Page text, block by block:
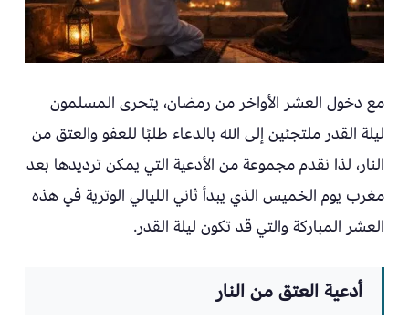
مع دخول العشر الأواخر من رمضان، يتحرى المسلمون
ليلة القدر ملتجئين إلى الله بالدعاء طلبًا للعفو والعتق من
النار، لذا نقدم مجموعة من الأدعية التي يمكن ترديدها بعد
مغرب يوم الخميس الذي يبدأ ثاني الليالي الوترية في هذه
العشر المباركة والتي قد تكون ليلة القدر.
أدعية العتق من النار